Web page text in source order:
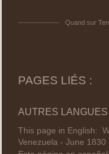
Quand sur
PAGES LIÉS :
AUTRES LANGUES
This page in English:
Venezuela - June 1830